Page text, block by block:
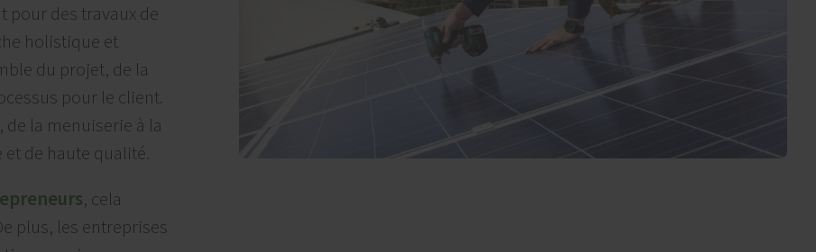
pour des travaux de
holistique et
du projet, de la
pour le client.
la menuiserie à la
de haute qualité.
, cela
plus, les entreprises